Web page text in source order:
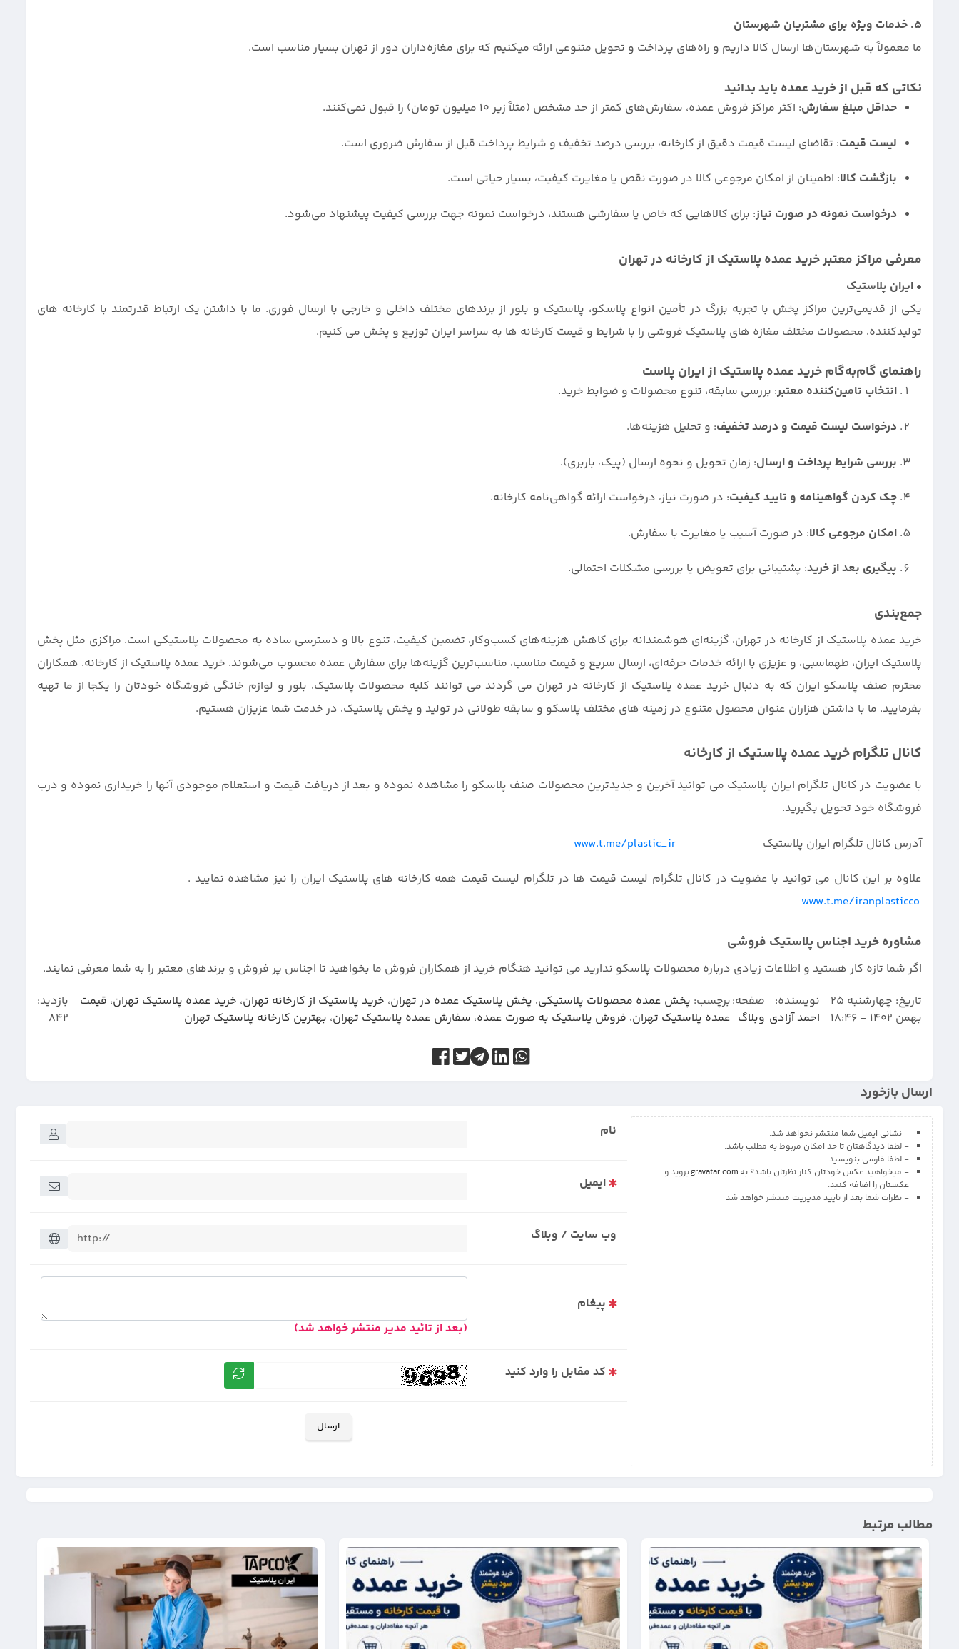
۵. خدمات ویژه برای مشتریان شهرستان
ما معمولاً به شهرستان‌ها ارسال کالا داریم و راه‌های پرداخت و تحویل متنوعی ارائه میکنیم که برای مغازه‌داران دور از تهران بسیار مناسب است.
نکاتی که قبل از خرید عمده باید بدانید
حداقل مبلغ سفارش: اکثر مراکز فروش عمده، سفارش‌های کمتر از حد مشخص (مثلاً زیر ۱۰ میلیون تومان) را قبول نمی‌کنند.
لیست قیمت: تقاضای لیست قیمت دقیق از کارخانه، بررسی درصد تخفیف و شرایط پرداخت قبل از سفارش ضروری است.
بازگشت کالا: اطمینان از امکان مرجوعی کالا در صورت نقص یا مغایرت کیفیت، بسیار حیاتی است.
درخواست نمونه در صورت نیاز: برای کالاهایی که خاص یا سفارشی هستند، درخواست نمونه جهت بررسی کیفیت پیشنهاد می‌شود.
معرفی مراکز معتبر خرید عمده پلاستیک از کارخانه در تهران
• ایران پلاستیک
یکی از قدیمی‌ترین مراکز پخش با تجربه بزرگ در تأمین انواع پلاسکو، پلاستیک و بلور از برندهای مختلف داخلی و خارجی با ارسال فوری. ما با داشتن یک ارتباط قدرتمند با کارخانه های
تولیدکننده، محصولات مختلف مغازه های پلاستیک فروشی را با شرایط و قیمت کارخانه ها به سراسر ایران توزیع و پخش می کنیم.
راهنمای گام‌به‌گام خرید عمده پلاستیک از ایران پلاست
انتخاب تامین‌کننده معتبر: بررسی سابقه، تنوع محصولات و ضوابط خرید.
درخواست لیست قیمت و درصد تخفیف: و تحلیل هزینه‌ها.
بررسی شرایط پرداخت و ارسال: زمان تحویل و نحوه ارسال (پیک، باربری).
چک کردن گواهینامه و تایید کیفیت: در صورت نیاز، درخواست ارائه گواهی‌نامه کارخانه.
امکان مرجوعی کالا: در صورت آسیب یا مغایرت با سفارش.
پیگیری بعد از خرید: پشتیبانی برای تعویض یا بررسی مشکلات احتمالی.
جمع‌بندی
خرید عمده پلاستیک از کارخانه در تهران، گزینه‌ای هوشمندانه برای کاهش هزینه‌های کسب‌و‌کار، تضمین کیفیت، تنوع بالا و دسترسی ساده به محصولات پلاستیکی است. مراکزی مثل پخش
پلاستیک ایران، طهماسبی، و عزیزی با ارائه خدمات حرفه‌ای، ارسال سریع و قیمت مناسب، مناسب‌ترین گزینه‌ها برای سفارش عمده محسوب می‌شوند. خرید عمده پلاستیک از کارخانه. همکاران
محترم صنف پلاسکو ایران که به دنبال خرید عمده پلاستیک از کارخانه در تهران می گردند می توانند کلیه محصولات پلاستیک، بلور و لوازم خانگی فروشگاه خودتان را یکجا از ما تهیه
بفرمایید. ما با داشتن هزاران عنوان محصول متنوع در زمینه های مختلف پلاسکو و سابقه طولانی در تولید و پخش پلاستیک، در خدمت شما عزیزان هستیم.
کانال تلگرام خرید عمده پلاستیک از کارخانه
با عضویت در کانال تلگرام ایران پلاستیک می توانید آخرین و جدیدترین محصولات صنف پلاسکو را مشاهده نموده و بعد از دریافت قیمت و استعلام موجودی آنها را خریداری نموده و درب
فروشگاه خود تحویل بگیرید.
آدرس کانال تلگرام ایران پلاستیک www.t.me/plastic_ir
علاوه بر این کانال می توانید با عضویت در کانال تلگرام لیست قیمت ها در تلگرام لیست قیمت همه کارخانه های پلاستیک ایران را نیز مشاهده نمایید .
www.t.me/iranplasticco
مشاوره خرید اجناس پلاستیک فروشی
اگر شما تازه کار هستید و اطلاعات زیادی درباره محصولات پلاسکو ندارید می توانید هنگام خرید از همکاران فروش ما بخواهید تا اجناس پر فروش و برندهای معتبر را به شما معرفی نمایند.
تاریخ:
چهارشنبه 25
بهمن 1402 - 18:46
نویسنده:
احمد آزادی
صفحه:
وبلاگ
برچسب: پخش عمده محصولات پلاستیکی، پخش پلاستیک عمده در تهران، خرید پلاستیک از کارخانه تهران، خرید عمده پلاستیک تهران، قیمت
عمده پلاستیک تهران، فروش پلاستیک به صورت عمده، سفارش عمده پلاستیک تهران، بهترین کارخانه پلاستیک تهران
بازدید:
842
ارسال بازخورد
- نشانی ایمیل شما منتشر نخواهد شد.
- لطفا دیدگاهتان تا حد امکان مربوط به مطلب باشد.
- لطفا فارسی بنویسید.
- میخواهید عکس خودتان کنار نظرتان باشد؟ به gravatar.comبروید و
عکستان را اضافه کنید.
- نظرات شما بعد از تایید مدیریت منتشر خواهد شد
نام
ایمیل
وب سایت / وبلاگ
پیغام
(بعد از تائید مدیر منتشر خواهد شد)
کد مقابل را وارد کنید
ارسال
مطالب مرتبط